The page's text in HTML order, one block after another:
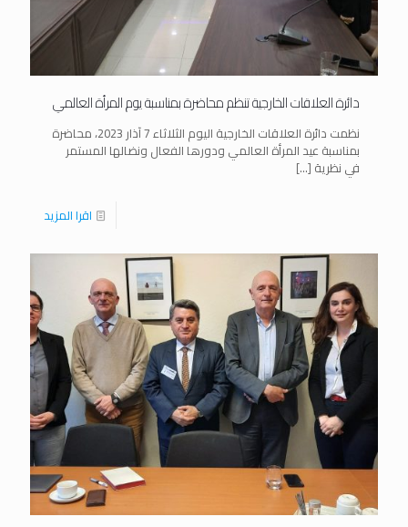
دائرة العلاقات الخارجية تنظم محاضرة بمناسبة يوم المرأة العالمي
نظمت دائرة العلاقات الخارجية اليوم الثلاثاء 7 آذار 2023، محاضرة
بمناسبة عيد المرأة العالمي ودورها الفعال ونضالها المستمر
في نظرية […]
اقرا المزيد